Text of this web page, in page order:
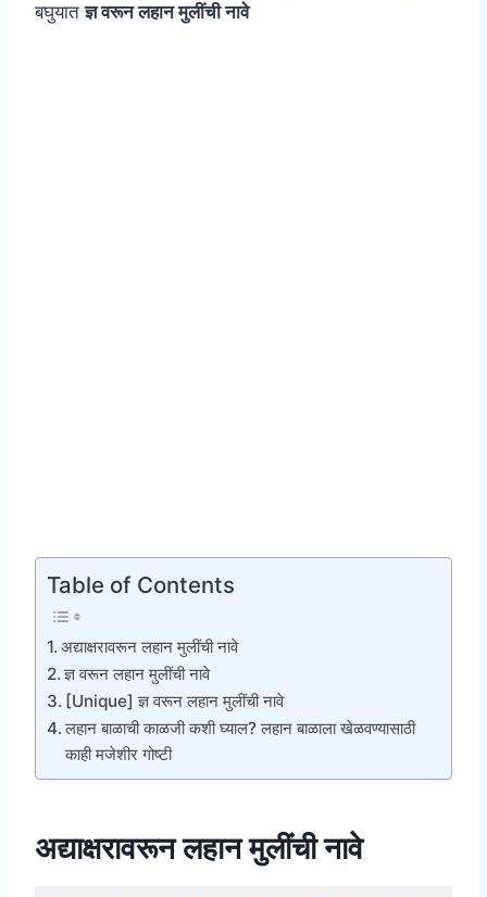
बघुयातज्ञ वरून लहान मुलींची नावे
Table of Contents
अद्याक्षरावरून लहान मुलींची नावे
ज्ञ वरून लहान मुलींची नावे
[Unique] ज्ञ वरून लहान मुलींची नावे
लहान बाळाची काळजी कशी घ्याल? लहान बाळाला खेळवण्यासाठी
काही मजेशीर गोष्टी
अद्याक्षरावरून लहान मुलींची नावे